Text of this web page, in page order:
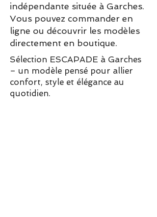
indépendante située à Garches.
Vous pouvez commander en
ligne ou découvrir les modèles
directement en boutique.
Sélection ESCAPADE à Garches
– un modèle pensé pour allier
confort, style et élégance au
quotidien.